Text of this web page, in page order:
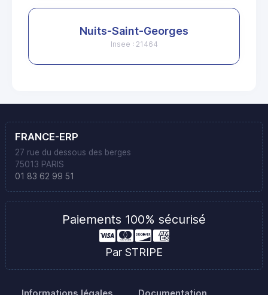
Nuits-Saint-Georges
Insee : 21464
FRANCE-ERP
27 rue du dessous des berges
75013 PARIS
01 83 62 99 51
Paiements 100% sécurisé
Par STRIPE